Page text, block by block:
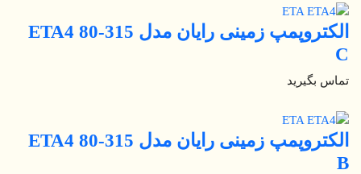
الکتروپمپ زمینی رایان مدل ETA4 80-315
C
تماس بگیرید
الکتروپمپ زمینی رایان مدل ETA4 80-315
B